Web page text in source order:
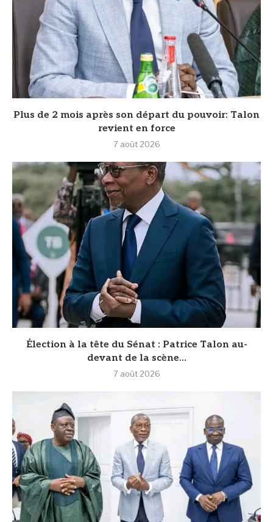
Plus de 2 mois après son départ du pouvoir: Talon
revient en force
7 août 2026
Élection à la tête du Sénat : Patrice Talon au-
devant de la scène...
7 août 2026